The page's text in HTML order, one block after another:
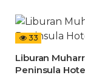
33
Liburan
Peninsula